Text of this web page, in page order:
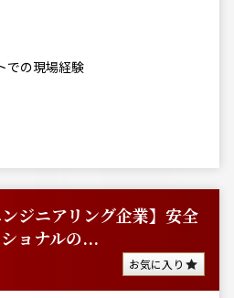
での現場経験
ジニアリング企業】安全
ョナルの...
お気に入り